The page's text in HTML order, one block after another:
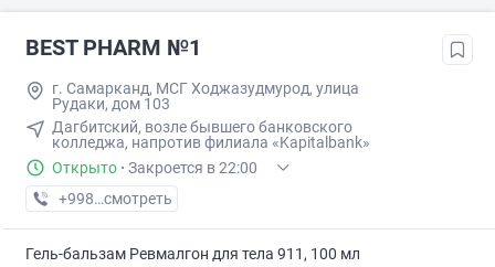
BEST PHARM №1
г. Самарканд, МСГ Ходжазудмурод, улица
Рудаки, дом 103
Дагбитский, возле бывшего банковского
колледжа, напротив филиала «Kapitalbank»
Открыто · Закроется в 22:00
+998 (91) XXX-XX-XX
смотреть
Гель-бальзам Ревмалгон для тела 911, 100 мл